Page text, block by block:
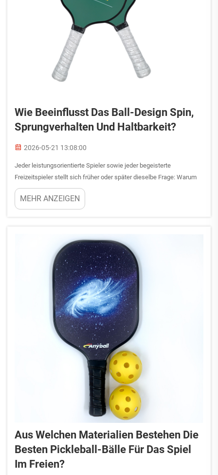
Wie Beeinflusst Das Ball-Design Spin,
Sprungverhalten Und Haltbarkeit?
2026-05-21 13:08:00
Jeder leistungsorientierte Spieler sowie jeder begeisterte
Freizeitspieler stellt sich früher oder später dieselbe Frage: Warum
verhält sich ein Pickleball-Ball so anders als ein anderer? Die Antwort
liegt nahezu vollständig im Design – von dem Durchmesser jedes
MEHR ANZEIGEN
Aus Welchen Materialien Bestehen Die
Besten Pickleball-Bälle Für Das Spiel
Im Freien?